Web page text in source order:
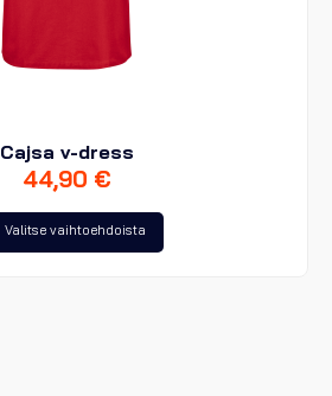
Cajsa v-dress
44,90 €
Valitse vaihtoehdoista
Tällä
tuotteella